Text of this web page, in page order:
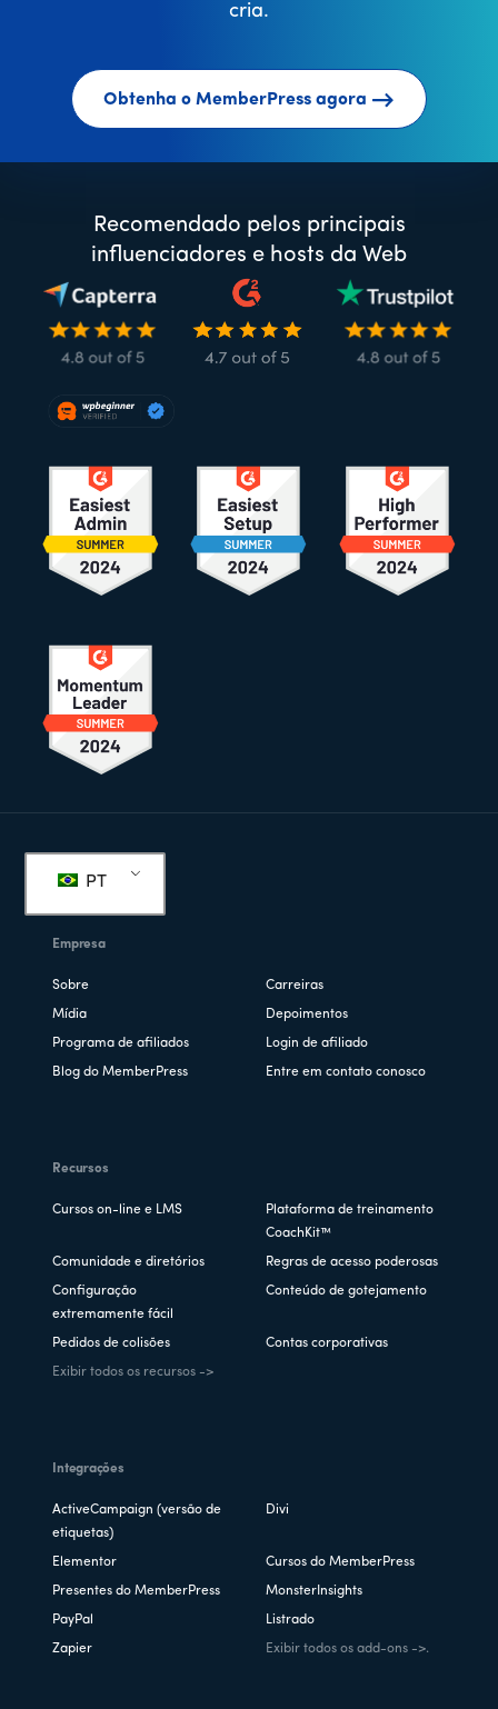
cria.
Obtenha o MemberPress agora
Recomendado pelos principais
influenciadores e hosts da Web
PT
Empresa
Sobre Carreiras
Mídia Depoimentos
Programa de afiliados Login de afiliado
Blog do MemberPress Entre em contato conosco
Recursos
Cursos on-line e LMS
Plataforma de treinamento
CoachKit™
Comunidade e diretórios Regras de acesso poderosas
Configuração
extremamente fácil
Conteúdo de gotejamento
Pedidos de colisões Contas corporativas
Exibir todos os recursos ->
Integrações
ActiveCampaign (versão de
etiquetas)
Divi
Elementor Cursos do MemberPress
Presentes do MemberPress MonsterInsights
PayPal Listrado
Zapier Exibir todos os add-ons ->.